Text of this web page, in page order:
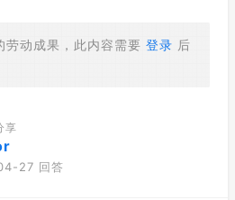
劳动成果，此内容需要 登录 后
享
27 回答